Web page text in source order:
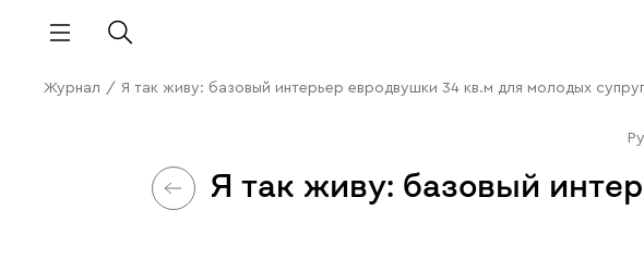
Журнал / Я так живу: базовый интерьер евродвушки 34 кв.м для молодых
Я так живу: базовый